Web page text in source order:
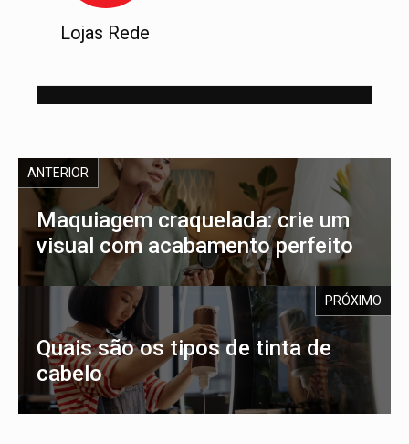
Lojas Rede
ANTERIOR
Maquiagem craquelada: crie um
visual com acabamento perfeito
PRÓXIMO
Quais são os tipos de tinta de
cabelo